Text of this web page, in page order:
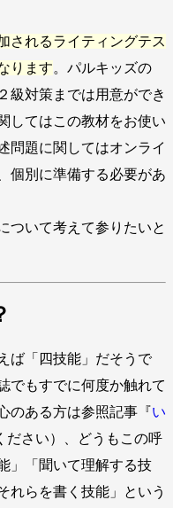
されるライティングテス
ります。パルキッズの
級対策までは用意ができ
してはこの教材をお使い
問題に関してはオンライ
個別に準備する必要があ
ついて考えて参りたいと
ば「四技能」だそうで
でもすでに何度か触れて
のある方は参照記事『い
ださい）、どうもこの呼
」「聞いて理解する技
れらを書く技能」という